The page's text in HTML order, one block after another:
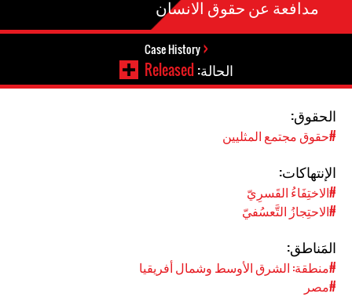
مدافعة عن حقوق الانسان
Case History
الحالة:Released
الحقوق:
#حقوق مجتمع المثليين
الإنتهاكات:
#الاختِفَاءُ القَسرِيّ
#الاحتِجازُ التَّعسُفيّ
المَناطق:
#منطقة: الشرق الأوسط وشمال أفريقيا
#مصر